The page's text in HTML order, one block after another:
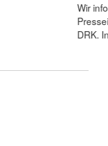
Wir
DRK.